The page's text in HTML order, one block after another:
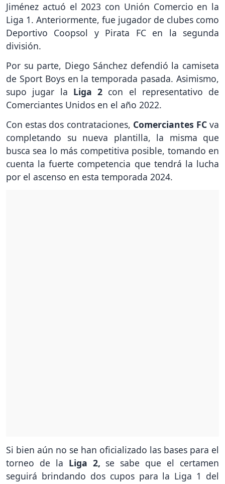
Jiménez actuó el 2023 con Unión Comercio en la
Liga 1. Anteriormente, fue jugador de clubes como
Deportivo Coopsol y Pirata FC en la segunda
división.
Por su parte, Diego Sánchez defendió la camiseta
de Sport Boys en la temporada pasada. Asimismo,
supo jugar la Liga 2 con el representativo de
Comerciantes Unidos en el año 2022.
Con estas dos contrataciones, Comerciantes FCva
completando su nueva plantilla, la misma que
busca sea lo más competitiva posible, tomando en
cuenta la fuerte competencia que tendrá la lucha
por el ascenso en esta temporada 2024.
Si bien aún no se han oficializado las bases para el
torneo de la Liga 2, se sabe que el certamen
seguirá brindando dos cupos para la Liga 1 del